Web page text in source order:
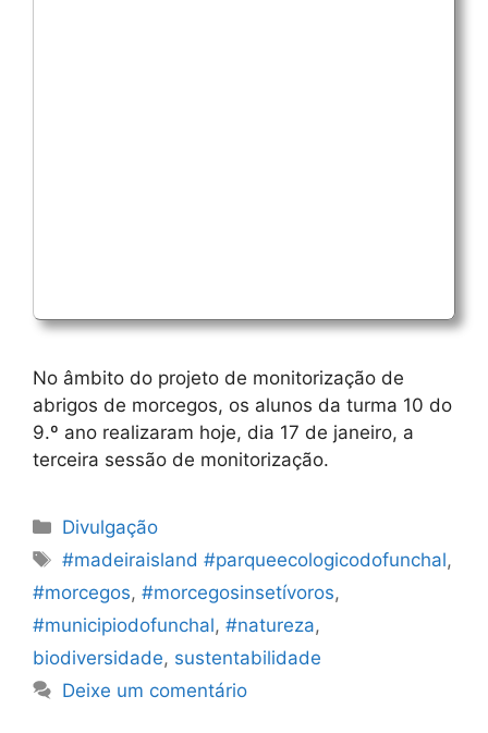
No âmbito do projeto de monitorização de
abrigos de morcegos, os alunos da turma 10 do
9.º ano realizaram hoje, dia 17 de janeiro, a
terceira sessão de monitorização.
Categorias
Divulgação
Etiquetas
#madeiraisland #parqueecologicodofunchal,
#morcegos, #morcegosinsetívoros,
#municipiodofunchal, #natureza,
biodiversidade, sustentabilidade
Deixe um comentário